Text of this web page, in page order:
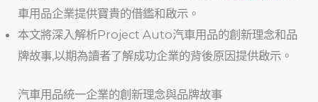
車用品企業提供寶貴的借鑑和啟示。
本文將深入解析Project Auto汽車用品的創新理念和品
牌故事,以期為讀者了解成功企業的背後原因提供啟示。
汽車用品統一企業的創新理念與品牌故事